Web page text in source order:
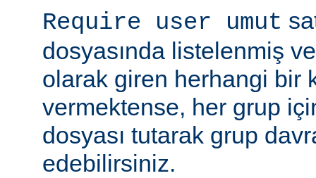
Require user umut
dosyasında listelenmiş
olarak giren herhangi bir
vermektense, her grup
dosyası tutarak grup
edebilirsiniz.